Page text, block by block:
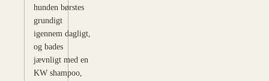
hunden børstes
grundigt
igennem dagligt,
og bades
jævnligt med en
KW shampoo,